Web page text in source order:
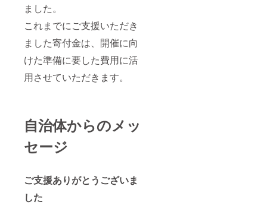
ました。
これまでにご支援いただき
ました寄付金は、開催に向
けた準備に要した費用に活
用させていただきます。
自治体からのメッ
セージ
ご支援ありがとうございま
した